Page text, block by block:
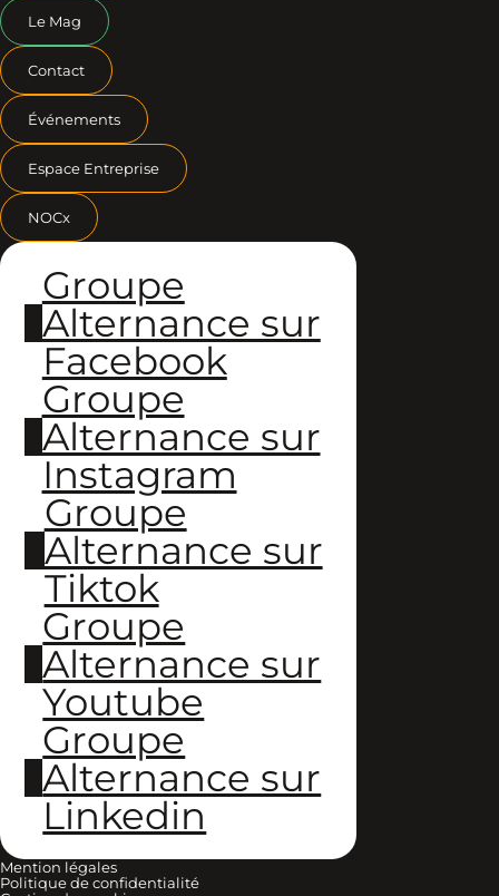
Le Mag
Contact
Événements
Espace Entreprise
NOCx
Groupe
Alternance sur
Facebook
Groupe
Alternance sur
Instagram
Groupe
Alternance sur
Tiktok
Groupe
Alternance sur
Youtube
Groupe
Alternance sur
Linkedin
Mention légales
Politique de confidentialité